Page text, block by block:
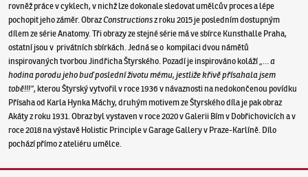
rovněž práce v cyklech, v nichž lze dokonale sledovat umělcův proces a lépe
pochopit jeho záměr. ObrazConstructionsz roku 2015 je posledním dostupným
dílem ze série Anatomy. Tři obrazy ze stejné série má ve sbírce Kunsthalle Praha,
ostatní jsou v privátních sbírkách. Jedná se o kompilaci dvou námětů
inspirovaných tvorbou Jindřicha Štyrského. Pozadí je inspirováno koláží„… a
hodina porodu jeho buď poslední životu mému, jestliže křivě přísahala jsem
tobě!!!“, kterou Štyrský vytvořil v roce 1936 v návaznosti na nedokončenou povídku
Přísaha od Karla Hynka Máchy, druhým motivem ze Štyrského díla je pak obraz
Akáty z roku 1931. Obraz byl vystaven v roce 2020 v Galerii Bím v Dobřichovicích a v
roce 2018 na výstavě Holistic Principle v Garage Gallery v Praze-Karlíně. Dílo
pochází přímo z ateliéru umělce.